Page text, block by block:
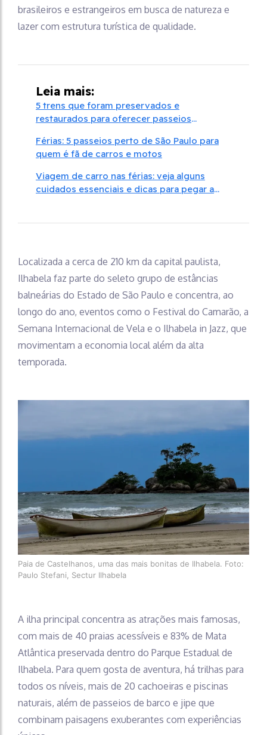
brasileiros e estrangeiros em busca de natureza e
lazer com estrutura turística de qualidade.
Leia mais:
5 trens que foram preservados e
restaurados para oferecer passeios
Férias: 5 passeios perto de São Paulo para
quem é fã de carros e motos
Viagem de carro nas férias: veja alguns
cuidados essenciais e dicas para pegar a
Localizada a cerca de 210 km da capital paulista,
Ilhabela faz parte do seleto grupo de estâncias
balneárias do Estado de São Paulo e concentra, ao
longo do ano, eventos como o Festival do Camarão, a
Semana Internacional de Vela e o Ilhabela in Jazz, que
movimentam a economia local além da alta
temporada.
Paia de Castelhanos, uma das mais bonitas de Ilhabela. Foto:
Paulo Stefani, Sectur Ilhabela
A ilha principal concentra as atrações mais famosas,
com mais de 40 praias acessíveis e 83% de Mata
Atlântica preservada dentro do Parque Estadual de
Ilhabela. Para quem gosta de aventura, há trilhas para
todos os níveis, mais de 20 cachoeiras e piscinas
naturais, além de passeios de barco e jipe que
combinam paisagens exuberantes com experiências